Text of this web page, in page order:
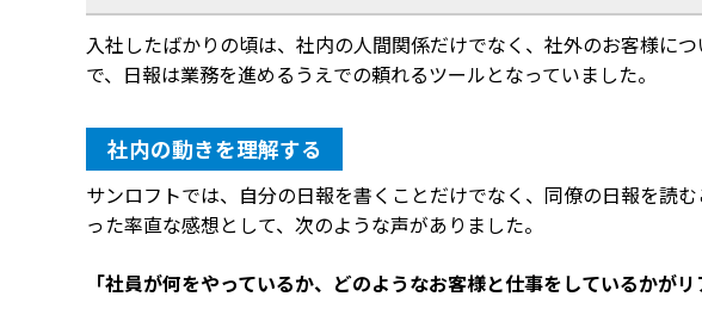
入社したばかりの頃は、社内の人間関係だけでなく、社外のお客様に
で、日報は業務を進めるうえでの頼れるツールとなっていました。
社内の動きを理解する
サンロフトでは、自分の日報を書くことだけでなく、同僚の日報を読
った率直な感想として、次のような声がありました。
「社員が何をやっているか、どのようなお客様と仕事をしているかが